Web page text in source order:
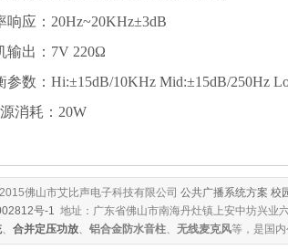
响应：20Hz~20KHz±3dB
输出：7V 220Ω
参数：Hi:±15dB/10KHz Mid:±15dB/250Hz
消耗：20W
佛山市艾比声电子科技有限公司 公共广播系统方案 校
号-1 地址：广东省佛山市南海丹灶镇上安中坊兴业
、 合并定压功放、 铝合金防水音柱、 无线麦克风等，是国